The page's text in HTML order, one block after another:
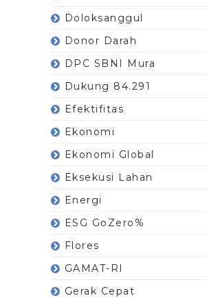
Doloksanggul
Donor Darah
DPC SBNI Mura
Dukung 84.291
Efektifitas
Ekonomi
Ekonomi Global
Eksekusi Lahan
Energi
ESG GoZero%
Flores
GAMAT-RI
Gerak Cepat